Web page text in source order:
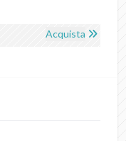
Acquista